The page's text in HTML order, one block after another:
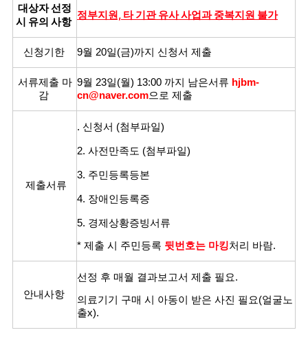
대상자 선정
시 유의 사항
정부지원, 타 기관 유사 사업과 중복지원 불가
신청기한 9월 20일(금)까지 신청서 제출​
서류제출 마
감
9월 23일(월) 13:00 까지 남은서류 hjbm-
cn@naver.com으로 제출
제출서류
. 신청서 (첨부파일)
2. 사전만족도 (첨부파일)
3. 주민등록등본
4. 장애인등록증
5. 경제상황증빙서류
* 제출 시 주민등록 뒷번호는 마킹처리 바람.
안내사항
선정 후 매월 결과보고서 제출 필요.
의료기기 구매 시 아동이 받은 사진 필요(얼굴노
출x).